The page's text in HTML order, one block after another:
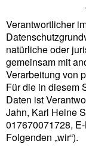
Verantwortlicher
natürliche oder
gemeinsam mit
Verarbeitung von
Für die in diesem
Daten ist
Jahn, Karl Heine
017670071728,
Folgenden „wir“).